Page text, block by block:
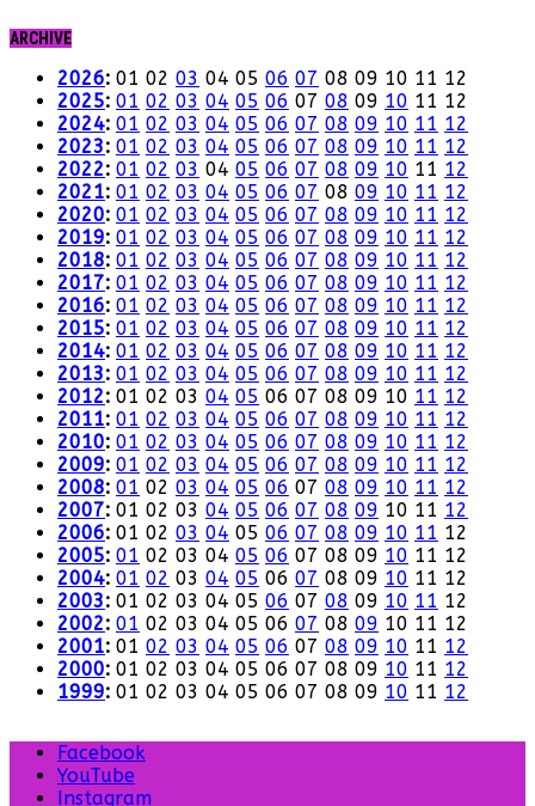
ARCHIVE
2026: 01 02 03 04 05 06 07 08 09 10 11 12
2025: 01 02 03 04 05 06 07 08 09 10 11 12
2024: 01 02 03 04 05 06 07 08 09 10 11 12
2023: 01 02 03 04 05 06 07 08 09 10 11 12
2022: 01 02 03 04 05 06 07 08 09 10 11 12
2021: 01 02 03 04 05 06 07 08 09 10 11 12
2020: 01 02 03 04 05 06 07 08 09 10 11 12
2019: 01 02 03 04 05 06 07 08 09 10 11 12
2018: 01 02 03 04 05 06 07 08 09 10 11 12
2017: 01 02 03 04 05 06 07 08 09 10 11 12
2016: 01 02 03 04 05 06 07 08 09 10 11 12
2015: 01 02 03 04 05 06 07 08 09 10 11 12
2014: 01 02 03 04 05 06 07 08 09 10 11 12
2013: 01 02 03 04 05 06 07 08 09 10 11 12
2012: 01 02 03 04 05 06 07 08 09 10 11 12
2011: 01 02 03 04 05 06 07 08 09 10 11 12
2010: 01 02 03 04 05 06 07 08 09 10 11 12
2009: 01 02 03 04 05 06 07 08 09 10 11 12
2008: 01 02 03 04 05 06 07 08 09 10 11 12
2007: 01 02 03 04 05 06 07 08 09 10 11 12
2006: 01 02 03 04 05 06 07 08 09 10 11 12
2005: 01 02 03 04 05 06 07 08 09 10 11 12
2004: 01 02 03 04 05 06 07 08 09 10 11 12
2003: 01 02 03 04 05 06 07 08 09 10 11 12
2002: 01 02 03 04 05 06 07 08 09 10 11 12
2001: 01 02 03 04 05 06 07 08 09 10 11 12
2000: 01 02 03 04 05 06 07 08 09 10 11 12
1999: 01 02 03 04 05 06 07 08 09 10 11 12
Facebook
YouTube
Instagram